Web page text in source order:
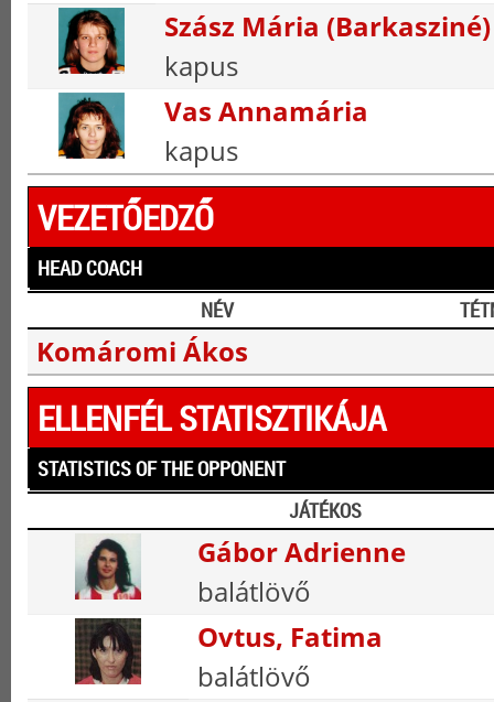
Szász Mária (Barkasziné)
kapus
Vas Annamária
kapus
VEZETŐEDZŐ
HEAD COACH
NÉV
Komáromi Ákos
ELLENFÉL STATISZTIKÁJA
STATISTICS OF THE OPPONENT
JÁTÉKOS
Gábor Adrienne
balátlövő
Ovtus, Fatima
balátlövő